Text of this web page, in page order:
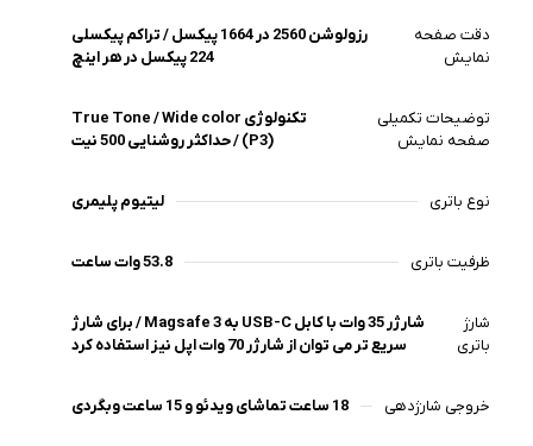
مک بوک ایر M4 علاوه بر عملکرد فوق‌العاده، دسترسی های عالی را
تنها از طریق USB-C برای شما فراهم آورده است. این دو پورت که
سرعت انتقال داده تا 40 گیگابایت بر ثانیه را برای شما ممکن
ساخته، امکان اتصال دو نمایشگر به صورت همزمان و اشتراک
سیستم صوتی به مک بوک را میسر ساخته است.
دقت صفحه
نمایش
رزولوشن 2560 در 1664 پیکسل / تراکم پیکسلی
224 پیکسل در هر اینچ
توضیحات تکمیلی
صفحه نمایش
تکنولوژی True Tone / Wide color
(P3) / حداکثر روشنایی 500 نیت
نوع باتری لیتیوم پلیمری
ظرفیت باتری 53.8 وات ساعت
شارژ
باتری
شارژر 35 وات با کابل USB-C به Magsafe 3 / برای شارژ
سریع تر می توان از شارژر 70 وات اپل نیز استفاده کرد
خروجی شارژدهی 18 ساعت تماشای ویدئو و 15 ساعت وبگردی